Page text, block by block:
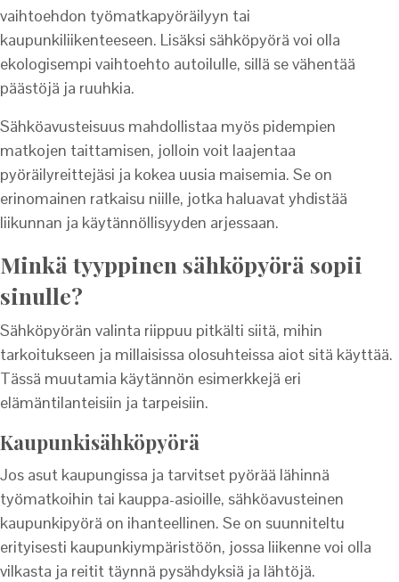
vaihtoehdon työmatkapyöräilyyn tai
kaupunkiliikenteeseen. Lisäksi sähköpyörä voi olla
ekologisempi vaihtoehto autoilulle, sillä se vähentää
päästöjä ja ruuhkia.
Sähköavusteisuus mahdollistaa myös pidempien
matkojen taittamisen, jolloin voit laajentaa
pyöräilyreittejäsi ja kokea uusia maisemia. Se on
erinomainen ratkaisu niille, jotka haluavat yhdistää
liikunnan ja käytännöllisyyden arjessaan.
Minkä tyyppinen sähköpyörä sopii
sinulle?
Sähköpyörän valinta riippuu pitkälti siitä, mihin
tarkoitukseen ja millaisissa olosuhteissa aiot sitä käyttää.
Tässä muutamia käytännön esimerkkejä eri
elämäntilanteisiin ja tarpeisiin.
Kaupunkisähköpyörä
Jos asut kaupungissa ja tarvitset pyörää lähinnä
työmatkoihin tai kauppa-asioille, sähköavusteinen
kaupunkipyörä on ihanteellinen. Se on suunniteltu
erityisesti kaupunkiympäristöön, jossa liikenne voi olla
vilkasta ja reitit täynnä pysähdyksiä ja lähtöjä.